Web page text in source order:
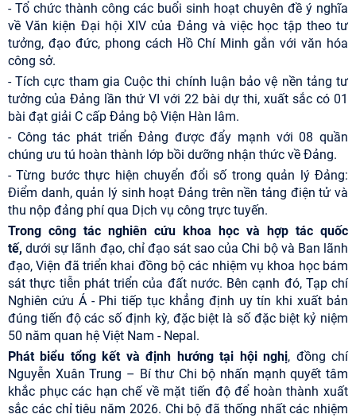
- Tổ chức thành công các buổi sinh hoạt chuyên đề ý nghĩa
về Văn kiện Đại hội XIV của Đảng và việc học tập theo tư
tưởng, đạo đức, phong cách Hồ Chí Minh gắn với văn hóa
công sở.
- Tích cực tham gia Cuộc thi chính luận bảo vệ nền tảng tư
tưởng của Đảng lần thứ VI với 22 bài dự thi, xuất sắc có 01
bài đạt giải C cấp Đảng bộ Viện Hàn lâm.
- Công tác phát triển Đảng được đẩy mạnh với 08 quần
chúng ưu tú hoàn thành lớp bồi dưỡng nhận thức về Đảng.
- Từng bước thực hiện chuyển đổi số trong quản lý Đảng:
Điểm danh, quản lý sinh hoạt Đảng trên nền tảng điện tử và
thu nộp đảng phí qua Dịch vụ công trực tuyến.
Trong công tác nghiên cứu khoa học và hợp tác quốc
tế, dưới sự lãnh đạo, chỉ đạo sát sao của Chi bộ và Ban lãnh
đạo, Viện đã triển khai đồng bộ các nhiệm vụ khoa học bám
sát thực tiễn phát triển của đất nước. Bên cạnh đó, Tạp chí
Nghiên cứu Á - Phi tiếp tục khẳng định uy tín khi xuất bản
đúng tiến độ các số định kỳ, đặc biệt là số đặc biệt kỷ niệm
50 năm quan hệ Việt Nam - Nepal.
Phát biểu tổng kết và định hướng tại hội nghị, đồng chí
Nguyễn Xuân Trung – Bí thư Chi bộ nhấn mạnh quyết tâm
khắc phục các hạn chế về mặt tiến độ để hoàn thành xuất
sắc các chỉ tiêu năm 2026. Chi bộ đã thống nhất các nhiệm